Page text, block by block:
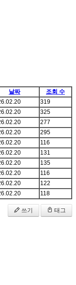
날짜
조회 수
319
325
277
295
116
131
135
116
122
118
쓰기 태그